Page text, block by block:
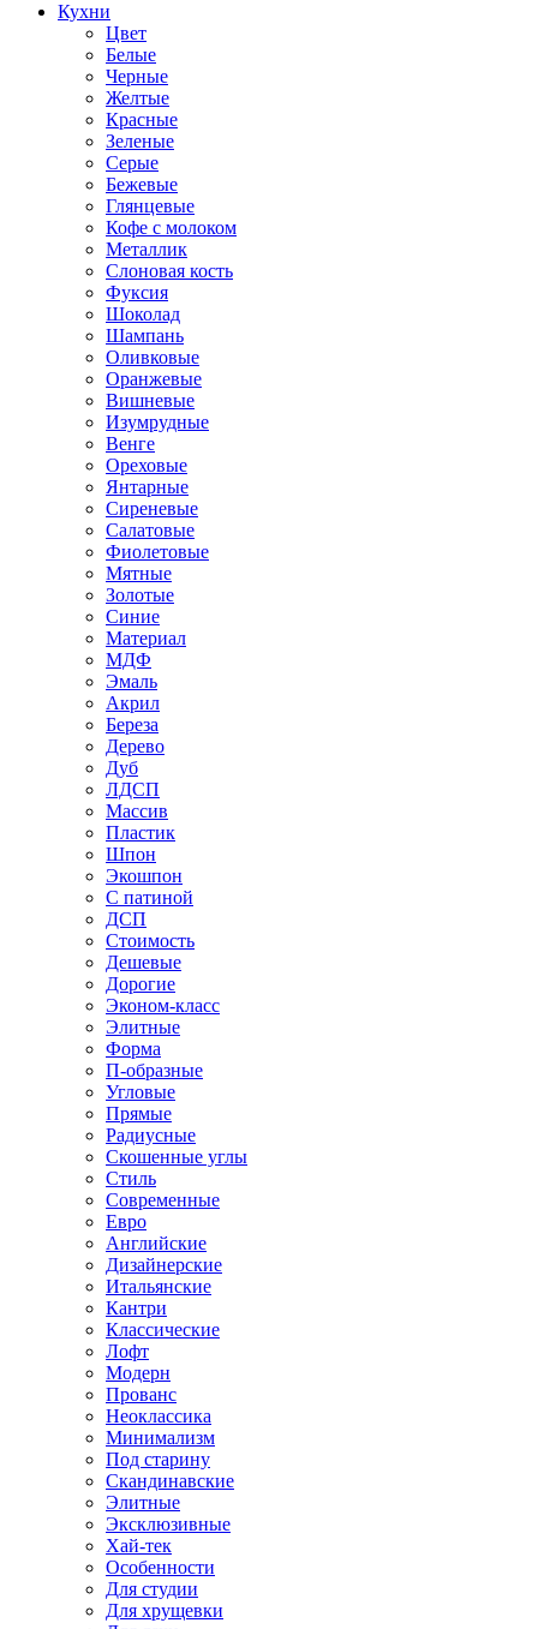
Кухни
Цвет
Белые
Черные
Желтые
Красные
Зеленые
Серые
Бежевые
Глянцевые
Кофе с молоком
Металлик
Слоновая кость
Фуксия
Шоколад
Шампань
Оливковые
Оранжевые
Вишневые
Изумрудные
Венге
Ореховые
Янтарные
Сиреневые
Салатовые
Фиолетовые
Мятные
Золотые
Синие
Материал
МДФ
Эмаль
Акрил
Береза
Дерево
Дуб
ЛДСП
Массив
Пластик
Шпон
Экошпон
С патиной
ДСП
Стоимость
Дешевые
Дорогие
Эконом-класс
Элитные
Форма
П-образные
Угловые
Прямые
Радиусные
Скошенные углы
Стиль
Современные
Евро
Английские
Дизайнерские
Итальянские
Кантри
Классические
Лофт
Модерн
Прованс
Неоклассика
Минимализм
Под старину
Скандинавские
Элитные
Эксклюзивные
Хай-тек
Особенности
Для студии
Для хрущевки